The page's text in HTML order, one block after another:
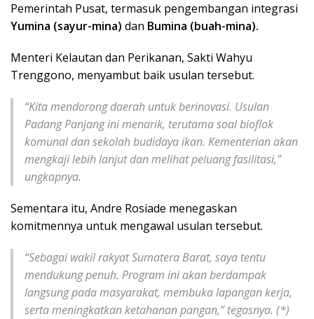
Pemerintah Pusat, termasuk pengembangan integrasi
Yumina (sayur-mina) dan Bumina (buah-mina).
Menteri Kelautan dan Perikanan, Sakti Wahyu
Trenggono, menyambut baik usulan tersebut.
“Kita mendorong daerah untuk berinovasi. Usulan
Padang Panjang ini menarik, terutama soal bioflok
komunal dan sekolah budidaya ikan. Kementerian akan
mengkaji lebih lanjut dan melihat peluang fasilitasi,”
ungkapnya.
Sementara itu, Andre Rosiade menegaskan
komitmennya untuk mengawal usulan tersebut.
“Sebagai wakil rakyat Sumatera Barat, saya tentu
mendukung penuh. Program ini akan berdampak
langsung pada masyarakat, membuka lapangan kerja,
serta meningkatkan ketahanan pangan,” tegasnya. (*)